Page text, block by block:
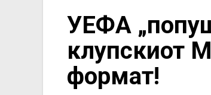
You
here
УЕФА
клупскиот
формат!